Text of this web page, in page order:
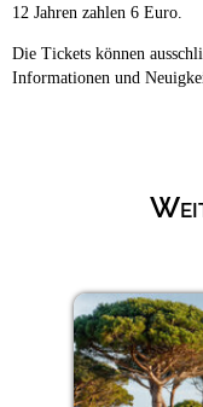
12 Jahren zahlen 6 Euro.
Die Tickets können
Informationen und